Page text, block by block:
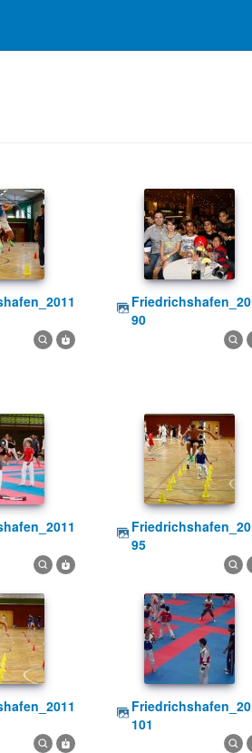
friedrichshafen_2011
90
friedrichshafen_2011
95
friedrichshafen_2011
101